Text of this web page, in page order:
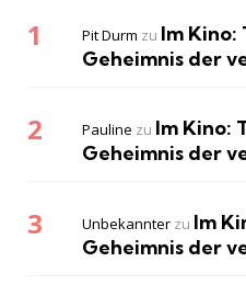
Pit Durm zu Im Kino:
Geheimnis der
Pauline zu Im Kino:
Geheimnis der
Unbekannter zu Im
Geheimnis der